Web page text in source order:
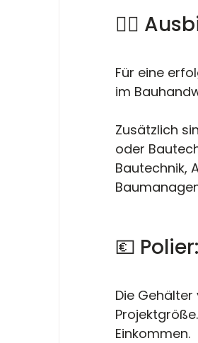
👷‍♂️
Für eine
im
Zusätzlich
oder
Bautechnik,
💶
Die
Einkommen.